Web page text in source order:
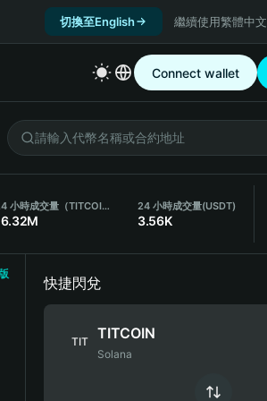
切換至English 繼續使用繁體中文
Connect wallet
24 小時成交量（TITCOIN） 24 小時成交量(USDT)
3.56K
快捷閃兌
TIT TITCOIN
Solana